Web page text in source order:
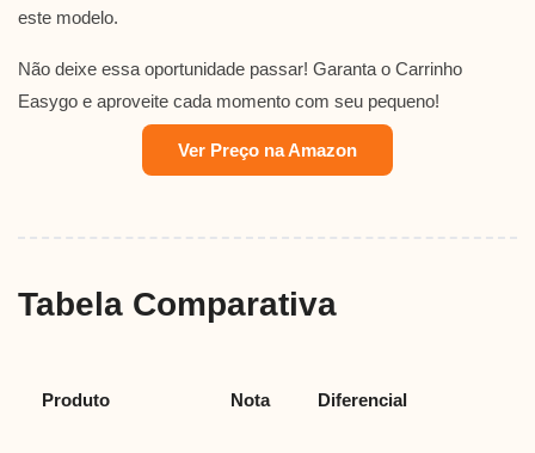
este modelo.
Não deixe essa oportunidade passar! Garanta o Carrinho
Easygo e aproveite cada momento com seu pequeno!
Ver Preço na Amazon
Tabela Comparativa
Produto Nota Diferencial